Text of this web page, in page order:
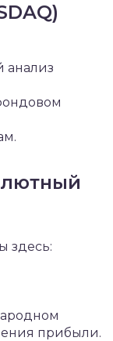
анализ
здесь:
прибыли.